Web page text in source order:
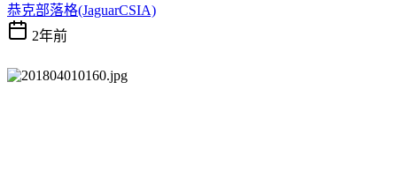
恭克部落格(JaguarCSIA)
2年前